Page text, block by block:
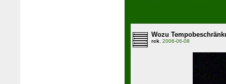
Wozu
rck, 2006-06-08